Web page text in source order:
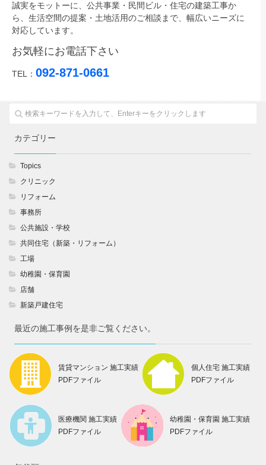
誠実をモットーに、公共事業・民間ビル・住宅の建築工事か
ら、生活空間の提案・土地活用のご相談まで、幅広いニーズに
対応しています。
お気軽にお電話下さい
TEL： 092-871-0661
カテゴリー
Topics
クリニック
リフォーム
事務所
公共施設・学校
共同住宅（新築・リフォーム）
工場
幼稚園・保育園
店舗
新築戸建住宅
最近の施工事例を是非ご覧ください。
賃貸マンション 施工実績
PDFファイル
個人住宅 施工実績
PDFファイル
医療機関 施工実績
PDFファイル
幼稚園・保育園 施工実績
PDFファイル